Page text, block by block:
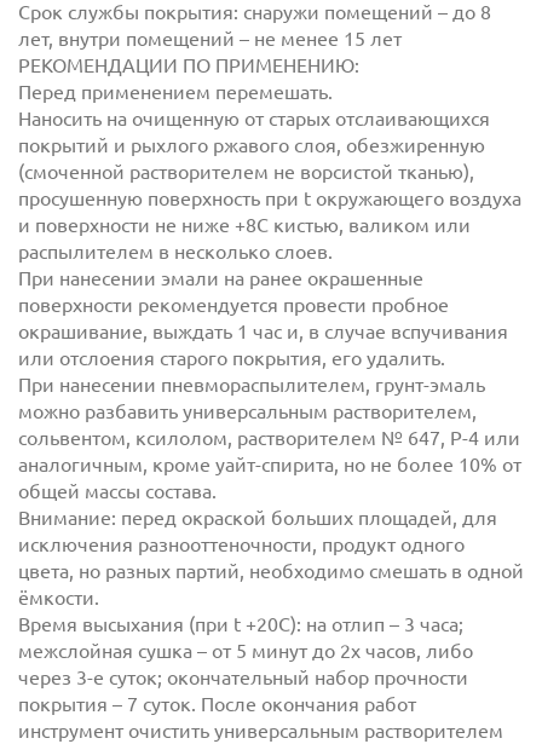
Срок службы покрытия: снаружи помещений – до 8
лет, внутри помещений – не менее 15 лет
РЕКОМЕНДАЦИИ ПО ПРИМЕНЕНИЮ:
Перед применением перемешать.
Наносить на очищенную от старых отслаивающихся
покрытий и рыхлого ржавого слоя, обезжиренную
(смоченной растворителем не ворсистой тканью),
просушенную поверхность при t окружающего воздуха
и поверхности не ниже +8С кистью, валиком или
распылителем в несколько слоев.
При нанесении эмали на ранее окрашенные
поверхности рекомендуется провести пробное
окрашивание, выждать 1 час и, в случае вспучивания
или отслоения старого покрытия, его удалить.
При нанесении пневмораспылителем, грунт-эмаль
можно разбавить универсальным растворителем,
сольвентом, ксилолом, растворителем № 647, Р-4 или
аналогичным, кроме уайт-спирита, но не более 10% от
общей массы состава.
Внимание: перед окраской больших площадей, для
исключения разнооттеночности, продукт одного
цвета, но разных партий, необходимо смешать в одной
ёмкости.
Время высыхания (при t +20С): на отлип – 3 часа;
межслойная сушка – от 5 минут до 2х часов, либо
через 3-е суток; окончательный набор прочности
покрытия – 7 суток. После окончания работ
инструмент очистить универсальным растворителем